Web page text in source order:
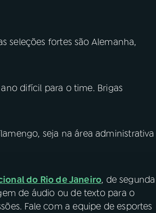
seleções fortes são Alemanha,
difícil para o time. Brigas
seja na área administrativa
do Rio de Janeiro, de segunda
de áudio ou de texto para o
Fale com a equipe de esportes